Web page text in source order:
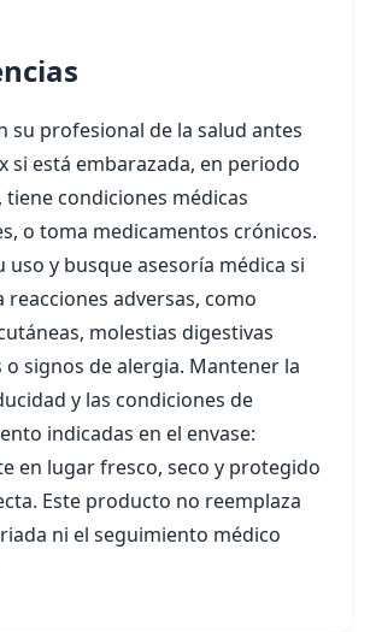
su profesional de la salud antes
si está embarazada, en periodo
tiene condiciones médicas
o toma medicamentos crónicos.
uso y busque asesoría médica si
reacciones adversas, como
molestias digestivas
signos de alergia. Mantener la
y las condiciones de
indicadas en el envase:
en lugar fresco, seco y protegido
Este producto no reemplaza
ni el seguimiento médico